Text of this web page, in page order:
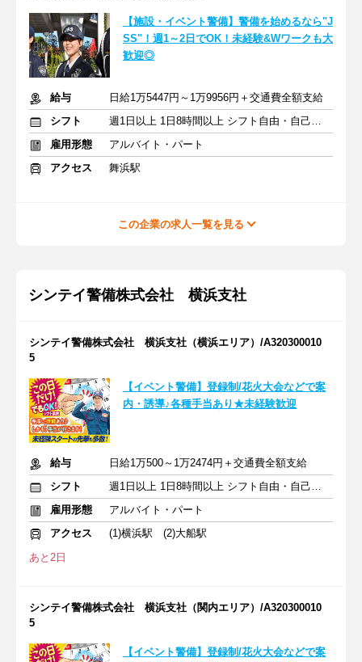
【施設・イベント警備】警備を始めるなら"J
SS"！週1～2日でOK！未経験&Wワークも大
歓迎◎
給与
日給1万5447円～1万9956円＋交通費全額支給
シフト
週1日以上 1日8時間以上 シフト自由・自己申告
雇用形態
アルバイト・パート
アクセス
舞浜駅
この企業の求人一覧を見る
シンテイ警備株式会社 横浜支社
シンテイ警備株式会社 横浜支社（横浜エリア）/A320300010
5
【イベント警備】登録制/花火大会などで案
内・誘導♪各種手当あり★未経験歓迎
給与
日給1万500～1万2474円＋交通費全額支給
シフト
週1日以上 1日8時間以上 シフト自由・自己申告
雇用形態
アルバイト・パート
アクセス
(1)横浜駅 (2)大船駅
あと2日
シンテイ警備株式会社 横浜支社（関内エリア）/A320300010
5
【イベント警備】登録制/花火大会などで案